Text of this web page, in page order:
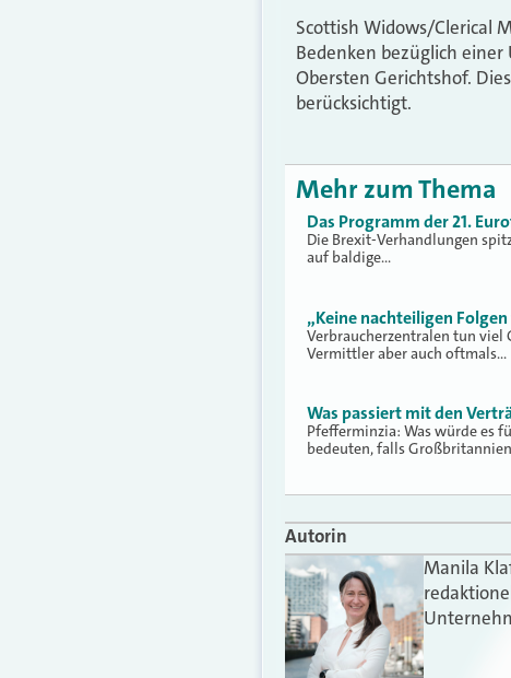
Scottish Widows/Clerical
Bedenken bezüglich
Obersten Gerichtshof.
berücksichtigt.
Mehr zum Thema
Das Programm der 21.
Die Brexit-Verhandlungen
auf baldige…
„Keine nachteiligen
Verbraucherzentralen tun viel
Vermittler aber auch oftmals…
Was passiert mit den
Pfefferminzia: Was würde es
bedeuten, falls
Autorin
Manila